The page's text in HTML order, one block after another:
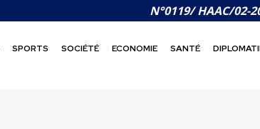
N°0119/ HAAC/02-
SPORTS SOCIÉTÉ ECONOMIE SANTÉ